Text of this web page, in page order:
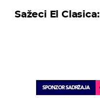
Sažeci El Clasica: